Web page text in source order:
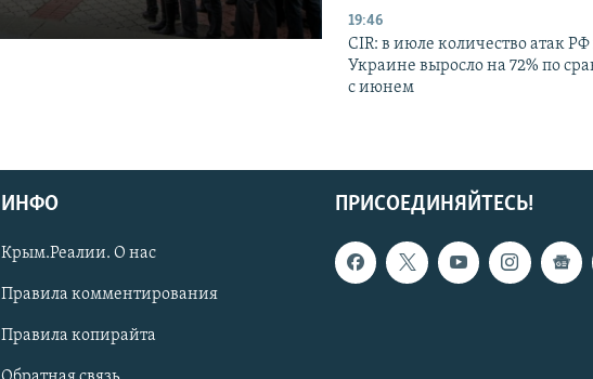
19:46
CIR: в июле количество атак
Украине выросло на 72% по
с июнем
ПРИСОЕДИНЯЙТЕСЬ!
ИНФО
Крым.Реалии. О нас
Правила комментирования
Правила копирайта